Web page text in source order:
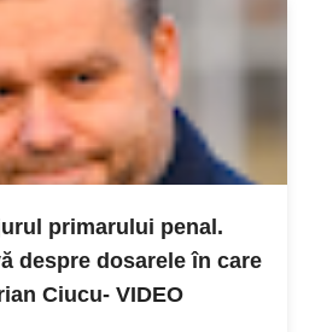
primarului penal.
despre dosarele în care
Ciucu- VIDEO